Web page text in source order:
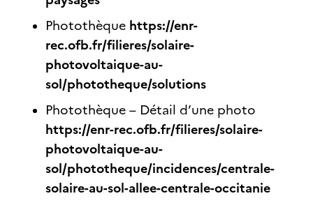
Photothèque https://enr-
rec.ofb.fr/filieres/solaire-
photovoltaique-au-
sol/phototheque/solutions
Photothèque – Détail d’une photo
https://enr-rec.ofb.fr/filieres/solaire-
photovoltaique-au-
sol/phototheque/incidences/centrale-
solaire-au-sol-allee-centrale-occitanie